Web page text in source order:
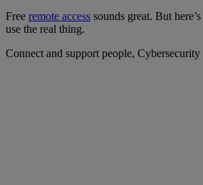
Free remote access sounds great. But
use the real thing.
Connect and support people, Cybersecurity